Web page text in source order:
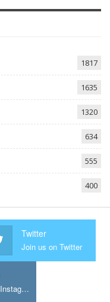
1817
1635
1320
634
555
400
Twitter
Join us on Twitter
Join us on Instagram